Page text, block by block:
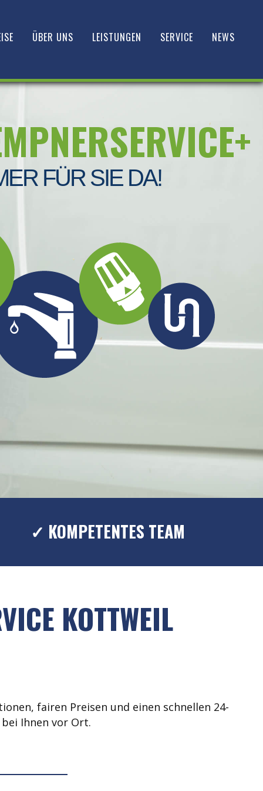
ÜBER UNS LEISTUNGEN SERVICE NEWS
FÜR SIE DA!
✓ KOMPETENTES TEAM
KOTTWEIL
fairen Preisen und einen schnellen 24-
Ihnen vor Ort.